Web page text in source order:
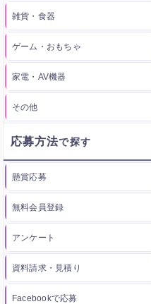
雑貨・食器
ゲーム・おもちゃ
家電・AV機器
その他
応募方法
懸賞応募
無料会員登録
アンケート
資料請求・見積り
Facebookで応募